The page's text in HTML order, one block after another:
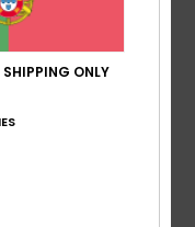
SHIPPING ONLY